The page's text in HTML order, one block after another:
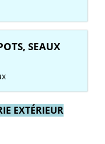
SEAUX
EXTÉRIEUR